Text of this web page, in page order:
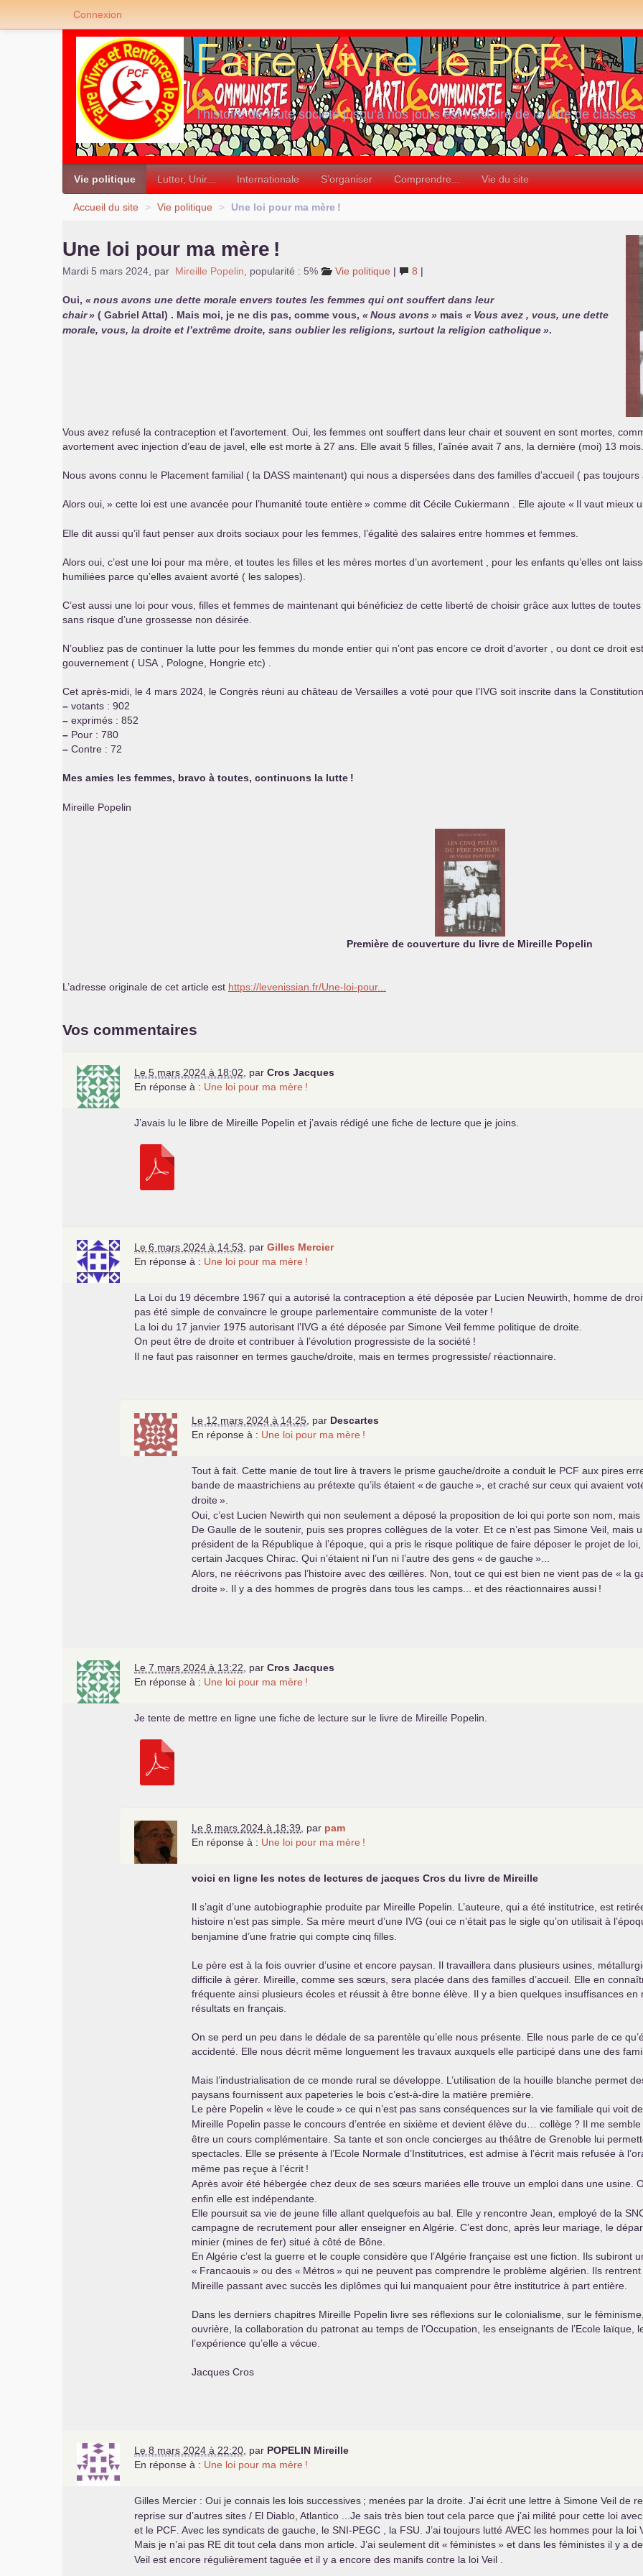
«
l’histoire de toute société jusqu’à nos jours est l’histoire de la lutte de classes
»
Vie politique Lutter, Unir... Internationale S’organiser Comprendre... Vie du site
Accueil du site > Vie politique > Une loi pour ma mère !
Une loi pour ma mère !
Mardi 5 mars 2024 par Mireille Popelin popularité : 5% Vie politique | 8 |
Oui, «nous avons une dette morale envers toutes les femmes qui ont souffert dans leur
chair» ( Gabriel Attal) . Mais moi, je ne dis pas, comme vous, «Nous avons» mais « Vous avez , vous, une dette
morale, vous, la droite et l’extrême droite, sans oublier les religions, surtout la religion catholique».
Vous avez refusé la contraception et l’avortement. Oui, les femmes ont souffert dans leur chair et souvent en sont mortes,
avortement avec injection d’eau de javel, elle est morte à 27 ans. Elle avait 5 filles, l’aînée avait 7 ans, la dernière (moi) 13 mois.
Nous avons connu le Placement familial ( la DASS maintenant) qui nous a dispersées dans des familles d’accueil ( pas
Alors oui, » cette loi est une avancée pour l’humanité toute entière» comme dit Cécile Cukiermann . Elle ajoute « Il vaut mieux
Elle dit aussi qu’il faut penser aux droits sociaux pour les femmes, l’égalité des salaires entre hommes et femmes.
Alors oui, c’est une loi pour ma mère, et toutes les filles et les mères mortes d’un avortement , pour les enfants qu’elles ont
humiliées parce qu’elles avaient avorté ( les salopes).
C’est aussi une loi pour vous, filles et femmes de maintenant qui bénéficiez de cette liberté de choisir grâce aux luttes de
sans risque d’une grossesse non désirée.
N’oubliez pas de continuer la lutte pour les femmes du monde entier qui n’ont pas encore ce droit d’avorter , ou dont ce droit
gouvernement ( USA , Pologne, Hongrie etc) .
Cet après-midi, le 4 mars 2024, le Congrès réuni au château de Versailles a voté pour que l’IVG soit inscrite dans la
– votants : 902
– exprimés : 852
– Pour : 780
– Contre : 72
Mes amies les femmes, bravo à toutes, continuons la lutte !
Mireille Popelin
Première de couverture du livre de Mireille Popelin
L’adresse originale de cet article est https://levenissian.fr/Une-loi-pour...
Vos commentaires
Le 5 mars 2024 à 18:02 par Cros Jacques
En réponse à : Une loi pour ma mère !
J’avais lu le libre de Mireille Popelin et j’avais rédigé une fiche de lecture que je joins.
Le 6 mars 2024 à 14:53 par Gilles Mercier
En réponse à : Une loi pour ma mère !
La Loi du 19 décembre 1967 qui a autorisé la contraception a été déposée par Lucien Neuwirth, homme de
pas été simple de convaincre le groupe parlementaire communiste de la voter !
La loi du 17 janvier 1975 autorisant l’IVG a été déposée par Simone Veil femme politique de droite.
On peut être de droite et contribuer à l’évolution progressiste de la société !
Il ne faut pas raisonner en termes gauche/droite, mais en termes progressiste/ réactionnaire.
Le 12 mars 2024 à 14:25 par Descartes
En réponse à : Une loi pour ma mère !
Tout à fait. Cette manie de tout lire à travers le prisme gauche/droite a conduit le PCF aux pires
bande de maastrichiens au prétexte qu’ils étaient « de gauche», et craché sur ceux qui avaient
droite».
Oui, c’est Lucien Newirth qui non seulement a déposé la proposition de loi qui porte son nom,
De Gaulle de le soutenir, puis ses propres collègues de la voter. Et ce n’est pas Simone Veil, mais
président de la République à l’époque, qui a pris le risque politique de faire déposer le projet de
certain Jacques Chirac. Qui n’étaient ni l’un ni l’autre des gens « de gauche»...
Alors, ne réécrivons pas l’histoire avec des œillères. Non, tout ce qui est bien ne vient pas de « la
droite». Il y a des hommes de progrès dans tous les camps... et des réactionnaires aussi !
Le 7 mars 2024 à 13:22 par Cros Jacques
En réponse à : Une loi pour ma mère !
Je tente de mettre en ligne une fiche de lecture sur le livre de Mireille Popelin.
Le 8 mars 2024 à 18:39 par pam
En réponse à : Une loi pour ma mère !
voici en ligne les notes de lectures de jacques Cros du livre de Mireille
Il s’agit d’une autobiographie produite par Mireille Popelin. L’auteure, qui a été institutrice, est
histoire n’est pas simple. Sa mère meurt d’une IVG (oui ce n’était pas le sigle qu’on utilisait à
benjamine d’une fratrie qui compte cinq filles.
Le père est à la fois ouvrier d’usine et encore paysan. Il travaillera dans plusieurs usines,
difficile à gérer. Mireille, comme ses sœurs, sera placée dans des familles d’accueil. Elle en
fréquente ainsi plusieurs écoles et réussit à être bonne élève. Il y a bien quelques insuffisances
résultats en français.
On se perd un peu dans le dédale de sa parentèle qu’elle nous présente. Elle nous parle de ce
accidenté. Elle nous décrit même longuement les travaux auxquels elle participé dans une des
Mais l’industrialisation de ce monde rural se développe. L’utilisation de la houille blanche permet
paysans fournissent aux papeteries le bois c’est-à-dire la matière première.
Le père Popelin « lève le coude» ce qui n’est pas sans conséquences sur la vie familiale qui voit
Mireille Popelin passe le concours d’entrée en sixième et devient élève du… collège? Il me semble
être un cours complémentaire. Sa tante et son oncle concierges au théâtre de Grenoble lui
spectacles. Elle se présente à l’Ecole Normale d’Institutrices, est admise à l’écrit mais refusée à
même pas reçue à l’écrit !
Après avoir été hébergée chez deux de ses sœurs mariées elle trouve un emploi dans une usine.
enfin elle est indépendante.
Elle poursuit sa vie de jeune fille allant quelquefois au bal. Elle y rencontre Jean, employé de la
campagne de recrutement pour aller enseigner en Algérie. C’est donc, après leur mariage, le
minier (mines de fer) situé à côté de Bône.
En Algérie c’est la guerre et le couple considère que l’Algérie française est une fiction. Ils subiront
« Francaouis» ou des « Métros» qui ne peuvent pas comprendre le problème algérien. Ils
Mireille passant avec succès les diplômes qui lui manquaient pour être institutrice à part entière.
Dans les derniers chapitres Mireille Popelin livre ses réflexions sur le colonialisme, sur le
ouvrière, la collaboration du patronat au temps de l’Occupation, les enseignants de l’Ecole
l’expérience qu’elle a vécue.
Jacques Cros
Le 8 mars 2024 à 22:20 par POPELIN Mireille
En réponse à : Une loi pour ma mère !
Gilles Mercier : Oui je connais les lois successives ; menées par la droite. J’ai écrit une lettre à Simone Veil de
reprise sur d’autres sites / El Diablo, Atlantico ...Je sais très bien tout cela parce que j’ai milité pour cette loi
et le PCF . Avec les syndicats de gauche, le SNI-PEGC , la FSU . J’ai toujours lutté AVEC les hommes pour la loi
Mais je n’ai pas RE dit tout cela dans mon article. J’ai seulement dit « féministes» et dans les féministes il y a
Veil est encore régulièrement taguée et il y a encore des manifs contre la loi Veil .
Connexion